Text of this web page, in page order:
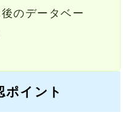
のデータベー
ポイント